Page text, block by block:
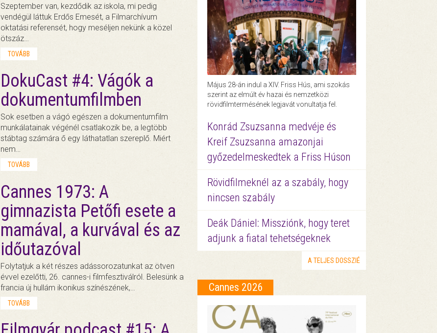
Szeptember van, kezdődik az iskola, mi pedig
vendégül láttuk Erdős Emesét, a Filmarchívum
oktatási referensét, hogy meséljen nekünk a közel
ötszáz…
TOVÁBB
DokuCast #4: Vágók a
dokumentumfilmben
Sok esetben a vágó egészen a dokumentumfilm
munkálatainak végénél csatlakozik be, a legtöbb
stábtag számára ő egy láthatatlan szereplő. Miért
nem…
TOVÁBB
Cannes 1973: A
gimnazista Petőfi esete a
mamával, a kurvával és az
időutazóval
Folytatjuk a két részes adássorozatunkat az ötven
évvel ezelőtti, 26. cannes-i filmfesztiválról. Belesünk a
francia új hullám ikonikus színészének,…
TOVÁBB
Május 28-án indul a XIV. Friss Hús, ami szokás
szerint az elmúlt év hazai és nemzetközi
rövidfilmtermésének legjavát vonultatja fel.
Konrád Zsuzsanna medvéje és
Kreif Zsuzsanna amazonjai
győzedelmeskedtek a Friss Húson
Rövidfilmeknél az a szabály, hogy
nincsen szabály
Deák Dániel: Missziónk, hogy teret
adjunk a fiatal tehetségeknek
A TELJES DOSSZIÉ
Cannes 2026